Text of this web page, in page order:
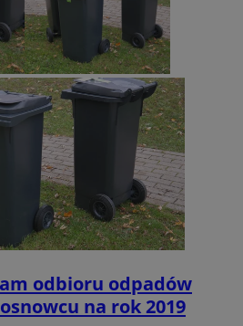
odbioru odpadów
na rok 2019